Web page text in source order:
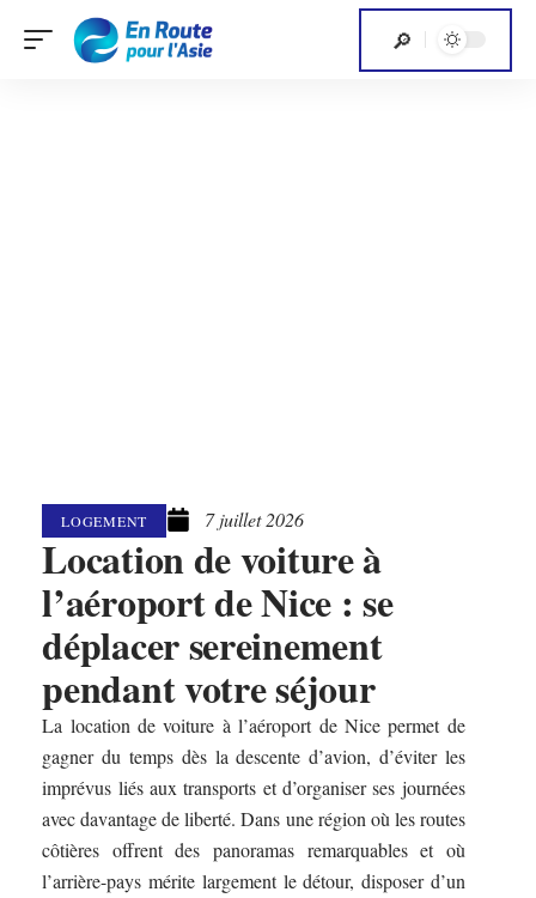
LOGEMENT 7 juillet 2026
Location de voiture à
l’aéroport de Nice : se
déplacer sereinement
pendant votre séjour
La location de voiture à l’aéroport de Nice permet de
gagner du temps dès la descente d’avion, d’éviter les
imprévus liés aux transports et d’organiser ses journées
avec davantage de liberté. Dans une région où les routes
côtières offrent des panoramas remarquables et où
l’arrière-pays mérite largement le détour, disposer d’un